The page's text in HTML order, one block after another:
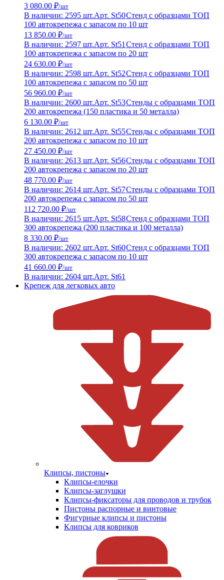
3 080.00 ₽/шт
В наличии: 2595 шт.Арт. St50Стенд с образцами ТОП
100 автокрепежа с запасом по 10 шт
13 850.00 ₽/шт
В наличии: 2597 шт.Арт. St51 Стенд с образцами ТОП
100 автокрепежа с запасом по 20 шт
24 630.00 ₽/шт
В наличии: 2598 шт.Арт. St52Стенд с образцами ТОП
100 автокрепежа с запасом по 50 шт
56 960.00 ₽/шт
В наличии: 2600 шт.Арт. St53Стенды с образцами ТОП
200 автокрепежа (150 пластика и 50 металла)
6 130.00 ₽/шт
В наличии: 2612 шт.Арт. St55Стенды с образцами ТОП
200 автокрепежа с запасом по 10 шт
27 450.00 ₽/шт
В наличии: 2613 шт.Арт. St56Стенды с образцами ТОП
200 автокрепежа с запасом по 20 шт
48 770.00 ₽/шт
В наличии: 2614 шт.Арт. St57Стенды с образцами ТОП
200 автокрепежа с запасом по 50 шт
112 720.00 ₽/шт
В наличии: 2615 шт.Арт. St58Стенд с образцами ТОП
300 автокрепежа (200 пластика и 100 металла)
8 330.00 ₽/шт
В наличии: 2602 шт.Арт. St60Стенд с образцами ТОП
300 автокрепежа с запасом по 10 шт
41 660.00 ₽/шт
В наличии: 2604 шт.Арт. St61
Крепеж для легковых авто
Клипсы, пистоны
Клипсы-елочки
Клипсы-заглушки
Клипсы-фиксаторы для проводов и трубок
Пистоны распорные и винтовые
Фигурные клипсы и пистоны
Клипсы для ковриков